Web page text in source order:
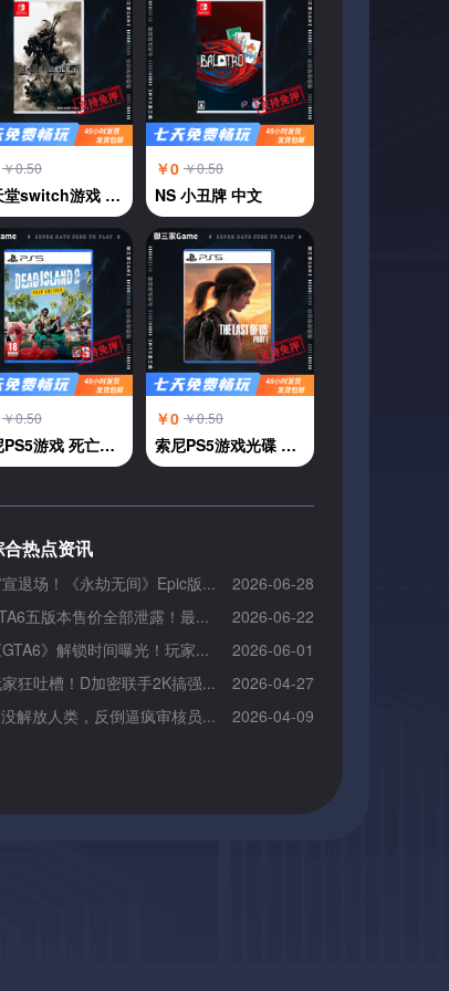
￥0.50
任天堂switch游戏 NS游戏 尼尔机械纪元 自动人形 中文
￥0 ￥0.50
NS 小丑牌 中文
￥0.50
索尼PS5游戏 死亡岛2 中文
￥0 ￥0.50
索尼PS5游戏光碟 美国末日 最后的生还者 中文
合热点资讯
退场！《永劫无间》Epic版...
2026-06-28
五版本售价全部泄露！最...
2026-06-22
GTA6》解锁时间曝光！玩家...
2026-06-01
狂吐槽！D加密联手2K搞强...
2026-04-27
解放人类，反倒逼疯审核员...
2026-04-09